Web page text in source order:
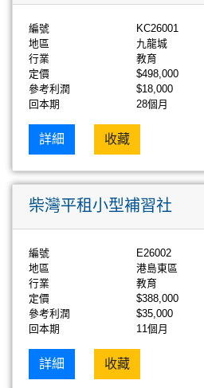
編號
KC26001
地區
九龍城
行業
教育
定價
$498,000
參考利潤
$18,000
回本期
28個月
詳細 收藏
柴灣平租小型補習社
編號
E26002
地區
港島東區
行業
教育
定價
$388,000
參考利潤
$35,000
回本期
11個月
詳細 收藏